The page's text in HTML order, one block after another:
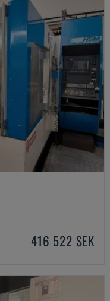
416 522 SEK